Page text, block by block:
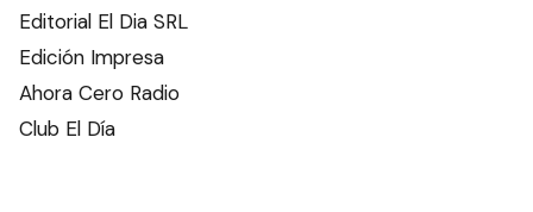
Editorial El Dia SRL
Edición Impresa
Ahora Cero Radio
Club El Día